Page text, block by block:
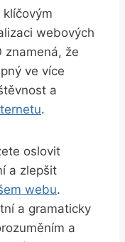
webových‍
‌znamená,​ že
ve více
a
.
oslovit
⁢a zlepšit⁢
webu.
​a gramaticky
a